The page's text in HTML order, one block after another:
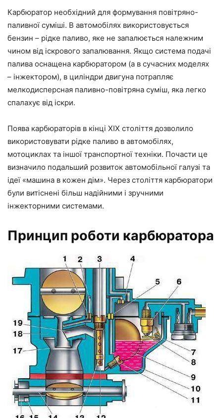
Карбюратор необхідний для формування повітряно-
паливної суміші. В автомобілях використовується
бензин – рідке паливо, яке не запалюється належним
чином від іскрового запалювання. Якщо система подачі
палива оснащена карбюратором (а в сучасних моделях
– інжектором), в циліндри двигуна потрапляє
мелкодисперсная паливно-повітряна суміш, яка легко
спалахує від іскри.
Поява карбюраторів в кінці XIX століття дозволило
використовувати рідке паливо в автомобілях,
мотоциклах та іншої транспортної техніки. Почасти це
визначило подальший розвиток автомобільної галузі та
ідеї «машина в кожен дім». Через століття карбюратори
були витіснені більш надійними і зручними
інжекторними системами.
Принцип роботи карбюратора